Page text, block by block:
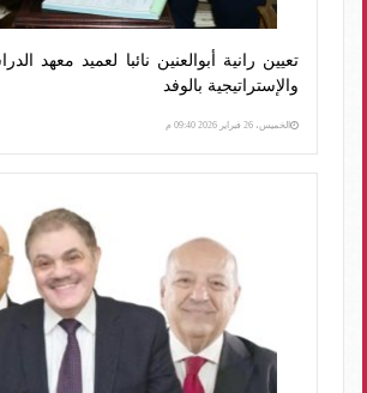
تعيين رانية أبوالعنين نائبا لعميد معهد
والإستراتيجية بالوفد
الخميس، 26 فبراير 2026 09:40 م